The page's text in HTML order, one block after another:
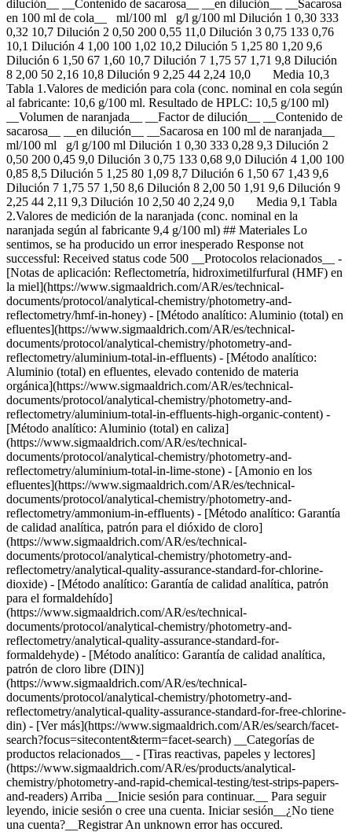
dilución__ __Contenido de sacarosa__ __en dilución__ __Sacarosa
en 100 ml de cola__ ml/100 ml g/l g/100 ml Dilución 1 0,30 333
0,32 10,7 Dilución 2 0,50 200 0,55 11,0 Dilución 3 0,75 133 0,76
10,1 Dilución 4 1,00 100 1,02 10,2 Dilución 5 1,25 80 1,20 9,6
Dilución 6 1,50 67 1,60 10,7 Dilución 7 1,75 57 1,71 9,8 Dilución
8 2,00 50 2,16 10,8 Dilución 9 2,25 44 2,24 10,0 Media 10,3
Tabla 1.Valores de medición para cola (conc. nominal en cola según
al fabricante: 10,6 g/100 ml. Resultado de HPLC: 10,5 g/100 ml)
__Volumen de naranjada__ __Factor de dilución__ __Contenido de
sacarosa__ __en dilución__ __Sacarosa en 100 ml de naranjada__
ml/100 ml g/l g/100 ml Dilución 1 0,30 333 0,28 9,3 Dilución 2
0,50 200 0,45 9,0 Dilución 3 0,75 133 0,68 9,0 Dilución 4 1,00 100
0,85 8,5 Dilución 5 1,25 80 1,09 8,7 Dilución 6 1,50 67 1,43 9,6
Dilución 7 1,75 57 1,50 8,6 Dilución 8 2,00 50 1,91 9,6 Dilución 9
2,25 44 2,11 9,3 Dilución 10 2,50 40 2,24 9,0 Media 9,1 Tabla
2.Valores de medición de la naranjada (conc. nominal en la
naranjada según al fabricante 9,4 g/100 ml) ## Materiales Lo
sentimos, se ha producido un error inesperado Response not
successful: Received status code 500 __Protocolos relacionados__ -
[Notas de aplicación: Reflectometría, hidroximetilfurfural (HMF) en
la miel](https://www.sigmaaldrich.com/AR/es/technical-
documents/protocol/analytical-chemistry/photometry-and-
reflectometry/hmf-in-honey) - [Método analítico: Aluminio (total) en
efluentes](https://www.sigmaaldrich.com/AR/es/technical-
documents/protocol/analytical-chemistry/photometry-and-
reflectometry/aluminium-total-in-effluents) - [Método analítico:
Aluminio (total) en efluentes, elevado contenido de materia
orgánica](https://www.sigmaaldrich.com/AR/es/technical-
documents/protocol/analytical-chemistry/photometry-and-
reflectometry/aluminium-total-in-effluents-high-organic-content) -
[Método analítico: Aluminio (total) en caliza]
(https://www.sigmaaldrich.com/AR/es/technical-
documents/protocol/analytical-chemistry/photometry-and-
reflectometry/aluminium-total-in-lime-stone) - [Amonio en los
efluentes](https://www.sigmaaldrich.com/AR/es/technical-
documents/protocol/analytical-chemistry/photometry-and-
reflectometry/ammonium-in-effluents) - [Método analítico: Garantía
de calidad analítica, patrón para el dióxido de cloro]
(https://www.sigmaaldrich.com/AR/es/technical-
documents/protocol/analytical-chemistry/photometry-and-
reflectometry/analytical-quality-assurance-standard-for-chlorine-
dioxide) - [Método analítico: Garantía de calidad analítica, patrón
para el formaldehído]
(https://www.sigmaaldrich.com/AR/es/technical-
documents/protocol/analytical-chemistry/photometry-and-
reflectometry/analytical-quality-assurance-standard-for-
formaldehyde) - [Método analítico: Garantía de calidad analítica,
patrón de cloro libre (DIN)]
(https://www.sigmaaldrich.com/AR/es/technical-
documents/protocol/analytical-chemistry/photometry-and-
reflectometry/analytical-quality-assurance-standard-for-free-chlorine-
din) - [Ver más](https://www.sigmaaldrich.com/AR/es/search/facet-
search?focus=sitecontent&term=facet-search) __Categorías de
productos relacionados__ - [Tiras reactivas, papeles y lectores]
(https://www.sigmaaldrich.com/AR/es/products/analytical-
chemistry/photometry-and-rapid-chemical-testing/test-strips-papers-
and-readers) Arriba __Inicie sesión para continuar.__ Para seguir
leyendo, inicie sesión o cree una cuenta. Iniciar sesión__¿No tiene
una cuenta?__Registrar An unknown error has occured.